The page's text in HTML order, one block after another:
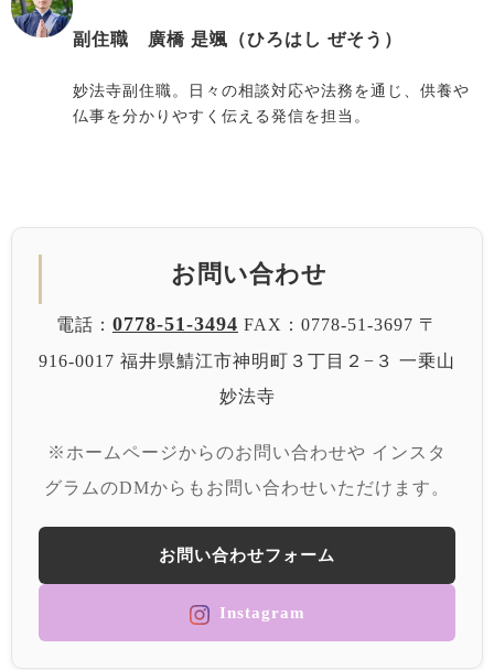
副住職 廣橋 是颯（ひろはし ぜそう）
妙法寺副住職。日々の相談対応や法務を通じ、供養や
仏事を分かりやすく伝える発信を担当。
お問い合わせ
電話： 0778-51-3494 FAX：0778-51-3697 〒
916-0017 福井県鯖江市神明町３丁目２−３ 一乗山
妙法寺
※ホームページからのお問い合わせや インスタ
グラムのDMからもお問い合わせいただけます。
お問い合わせフォーム
Instagram